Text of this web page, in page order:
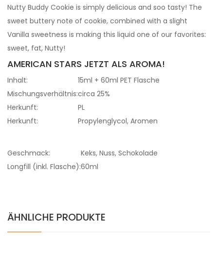
Nutty Buddy Cookie is simply delicious and soo tasty! The
sweet buttery note of cookie, combined with a slight
Vanilla sweetness is making this liquid one of our favorites:
sweet, fat, Nutty!
AMERICAN STARS JETZT ALS AROMA!
Inhalt:
15ml + 60ml PET Flasche
Mischungsverhältnis:circa 25%
Herkunft:
PL
Herkunft:
Propylenglycol, Aromen
Geschmack:
Keks, Nuss, Schokolade
Longfill (inkl. Flasche):60ml
ÄHNLICHE PRODUKTE